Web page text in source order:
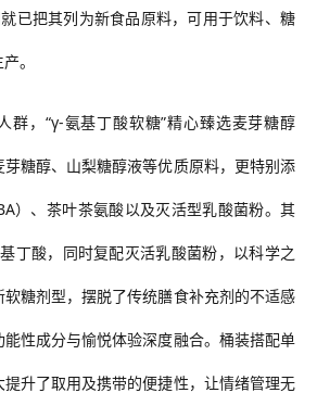
已把其列为新食品原料，可用于饮料、糖
。
群，“γ-氨基丁酸软糖”精心臻选麦芽糖醇
糖醇、山梨糖醇液等优质原料，更特别添
）、茶叶茶氨酸以及灭活型乳酸菌粉。其
丁酸，同时复配灭活乳酸菌粉，以科学之
糖剂型，摆脱了传统膳食补充剂的不适感
性成分与愉悦体验深度融合。桶装搭配单
升了取用及携带的便捷性，让情绪管理无